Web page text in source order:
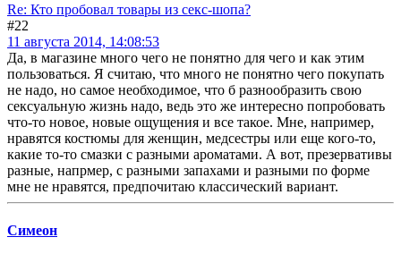
Re: Кто пробовал товары из секс-шопа?
#22
11 августа 2014, 14:08:53
Да, в магазине много чего не понятно для чего и как этим
пользоваться. Я считаю, что много не понятно чего покупать
не надо, но самое необходимое, что б разнообразить свою
сексуальную жизнь надо, ведь это же интересно попробовать
что-то новое, новые ощущения и все такое. Мне, например,
нравятся костюмы для женщин, медсестры или еще кого-то,
какие то-то смазки с разными ароматами. А вот, презервативы
разные, напрмер, с разными запахами и разными по форме
мне не нравятся, предпочитаю классический вариант.
Симеон